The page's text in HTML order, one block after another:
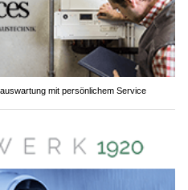
mit persönlichem Service